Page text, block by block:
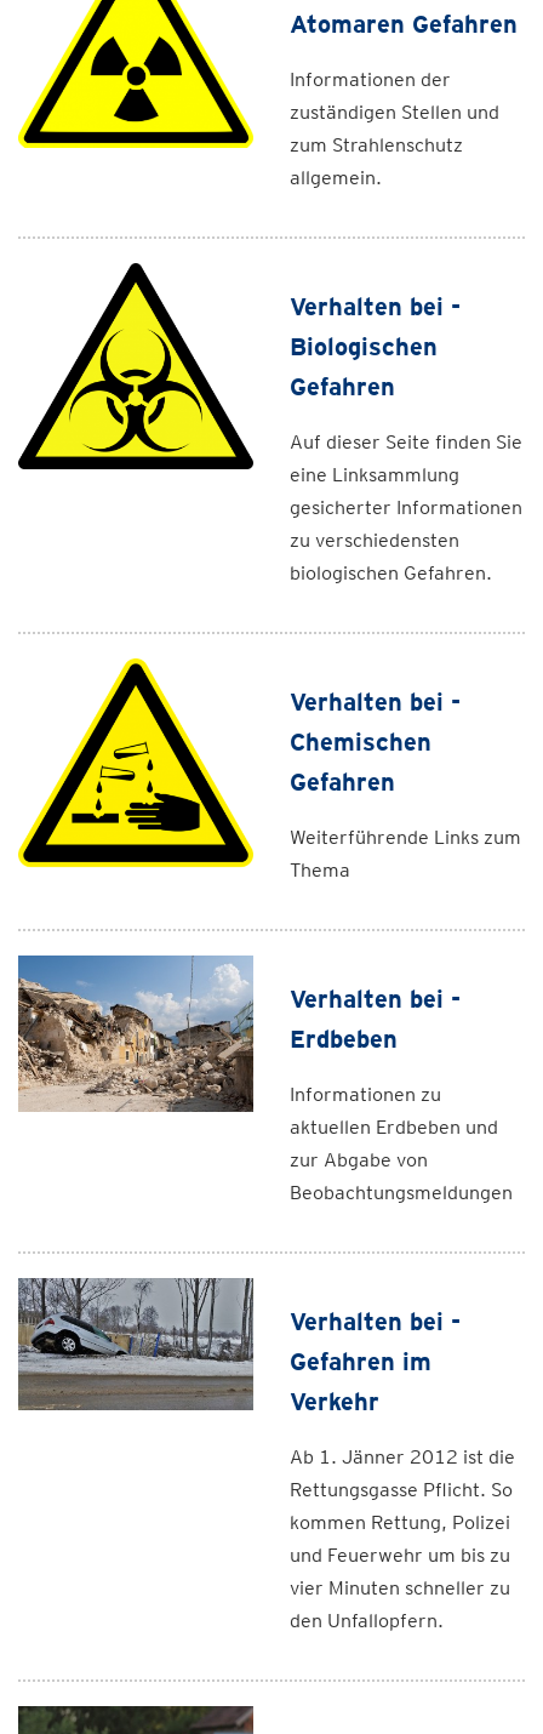
Atomaren Gefahren
Informationen der
zuständigen Stellen und
zum Strahlenschutz
allgemein.
Verhalten bei -
Biologischen
Gefahren
Auf dieser Seite finden Sie
eine Linksammlung
gesicherter Informationen
zu verschiedensten
biologischen Gefahren.
Verhalten bei -
Chemischen
Gefahren
Weiterführende Links zum
Thema
Verhalten bei -
Erdbeben
Informationen zu
aktuellen Erdbeben und
zur Abgabe von
Beobachtungsmeldungen
Verhalten bei -
Gefahren im
Verkehr
Ab 1. Jänner 2012 ist die
Rettungsgasse Pflicht. So
kommen Rettung, Polizei
und Feuerwehr um bis zu
vier Minuten schneller zu
den Unfallopfern.